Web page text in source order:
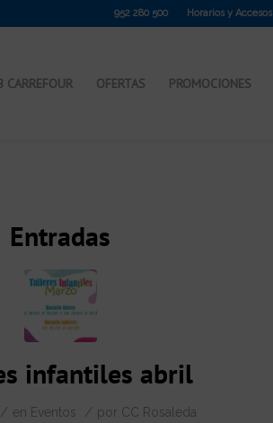
952 280 500 Horarios y Accesos
CARREFOUR OFERTAS PROMOCIONES
Entradas
infantiles abril
/ en Eventos / por CC Rosaleda